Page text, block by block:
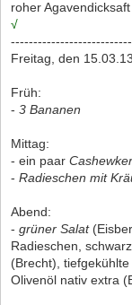
roher
√
Freitag, den 15.03.13
Früh:
- 3 Bananen
Mittag:
- ein paar
- Radieschen mit
Abend:
- grüner Salat
Radieschen,
(Brecht),
Olivenöl nativ extra